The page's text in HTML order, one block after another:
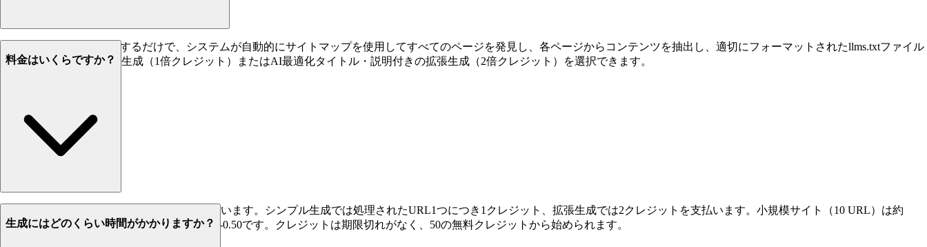
WebサイトのURLを入力するだけで、システムが自動的にサイトマップを使用してすべてのページを発見し、各ページからコンテンツを抽出し、適切にフォーマットされたllms.txtファイル
を生成します。シンプル生成（1倍クレジット）またはAI最適化タイトル・説明付きの拡張生成（2倍クレジット）を選択できます。
料金はいくらですか？
透明なクレジットベースシステムを使用しています。シンプル生成では処理されたURL1つにつき1クレジット、拡張生成では2クレジットを支払います。小規模サイト（10 URL）は約
$0.10-0.20、中規模サイト（25 URL）は$0.25-0.50です。クレジットは期限切れがなく、50の無料クレジットから始められます。
生成にはどのくらい時間がかかりますか？